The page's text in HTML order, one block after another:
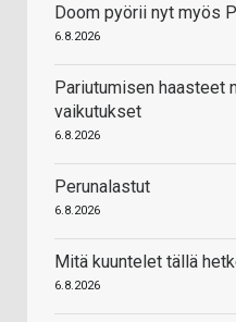
Doom pyörii nyt myös
6.8.2026
Pariutumisen haasteet
vaikutukset
6.8.2026
Perunalastut
6.8.2026
Mitä kuuntelet tällä
6.8.2026